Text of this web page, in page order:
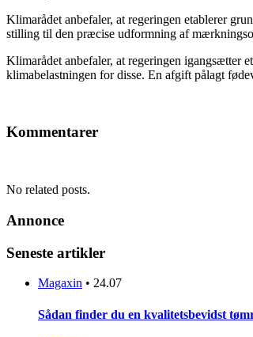
Klimarådet anbefaler, at regeringen etablerer
stilling til den præcise udformning af
Klimarådet anbefaler, at regeringen igangsætter
klimabelastningen for disse. En afgift pålagt
Kommentarer
No related posts.
Annonce
Seneste artikler
Magaxin • 24.07
Sådan finder du en kvalitetsbevidst